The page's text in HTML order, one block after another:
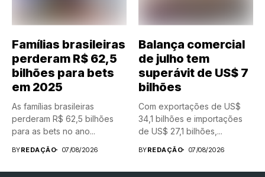
Famílias brasileiras
perderam R$ 62,5
bilhões para bets
em 2025
As famílias brasileiras
perderam R$ 62,5 bilhões
para as bets no ano...
BYREDAÇÃO 07/08/2026
Balança comercial
de julho tem
superávit de US$ 7
bilhões
Com exportações de US$
34,1 bilhões e importações
de US$ 27,1 bilhões,...
BYREDAÇÃO 07/08/2026